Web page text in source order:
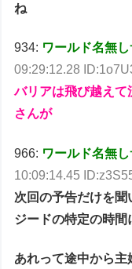
ね
934: ワールド名無
09:29:12.28
バリアは飛び越えて
さんが
966: ワールド名無
10:09:14.45
次回の予告だけを聞
ジードの特定の時
あれって途中から主